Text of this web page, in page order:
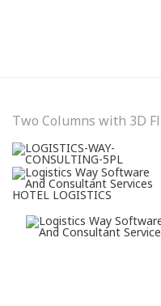
Two Columns with 3D